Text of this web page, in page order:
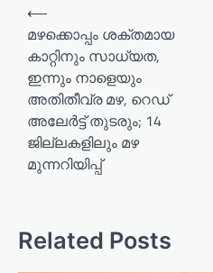
⟵
മഴക്കൊപ്പം ശക്തമായ
കാറ്റിനും സാധ്യത,
ഇന്നും നാളെയും
അതിതീവ്ര മഴ, റെഡ്
അലേർട്ട് തുടരും; 14
ജില്ലകളിലും മഴ
മുന്നറിയിപ്പ്
Related Posts